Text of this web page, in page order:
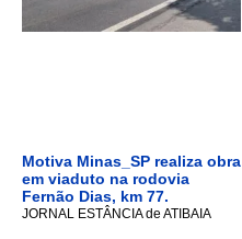
Motiva Minas_SP realiza obra
em viaduto na rodovia
Fernão Dias, km 77.
JORNAL ESTÂNCIA de ATIBAIA